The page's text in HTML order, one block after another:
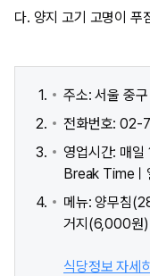
다. 양지 고기 고명이 푸
주소: 서울 중
전화번호: 02-
영업시간: 매
Break Timeㅣ
메뉴: 양무침
거지(6,000원
식당정보 자세